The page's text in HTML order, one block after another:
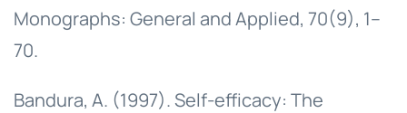
Monographs: General and Applied, 70(9), 1–
70.
Bandura, A. (1997). Self-efficacy: The